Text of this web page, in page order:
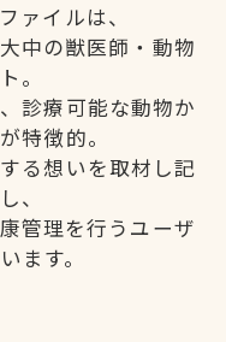
ァイルは、
中の獣医師・動物
。
診療可能な動物か
特徴的。
る想いを取材し記
、
管理を行うユーザ
ます。